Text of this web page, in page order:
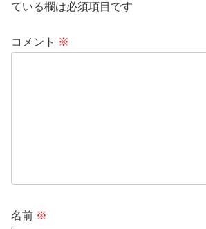
ている欄は必須項目です
コメント ※
名前 ※